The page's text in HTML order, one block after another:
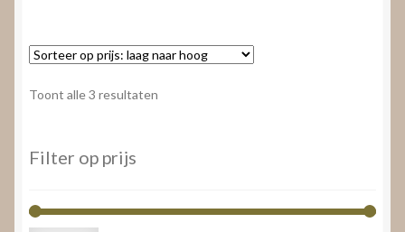
Toont alle 3 resultaten
Filter op prijs